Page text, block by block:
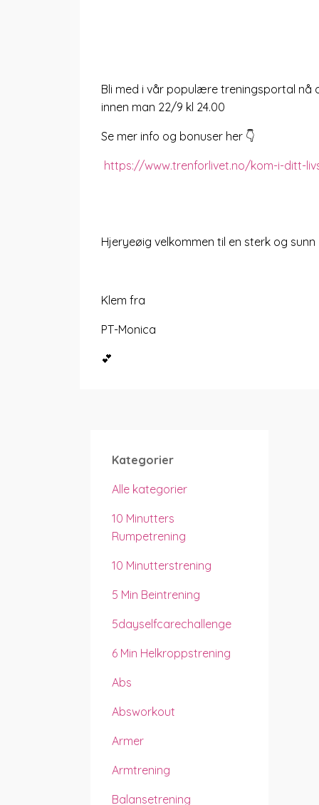
Bli med i vår populære treningsportal nå
innen man 22/9 kl 24.00
Se mer info og bonuser her 👇
https://www.trenforlivet.no/kom-i-ditt-
Hjeryeøig velkommen til en sterk og
Klem fra
PT-Monica
💕
Kategorier
Alle kategorier
10 Minutters
Rumpetrening
10 Minutterstrening
5 Min Beintrening
5dayselfcarechallenge
6 Min Helkroppstrening
Abs
Absworkout
Armer
Armtrening
Balansetrening